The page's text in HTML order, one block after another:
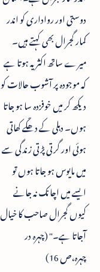
دوستی اور رواداری کو اندر
کمار گجرال بھی کہتے ہیں۔
میرے ساتھ اکثر یہ ہوتا ہے
کہ موجودہ پر آشوب حالات کو
دیکھ کر میں خوفزدہ سا ہو جاتا
ہوں۔ دہلی کے دھکّے کھاتی
ہوئی اور گرتی پڑتی زندگی سے
میں مایوس ہو جاتا ہوں تو
ایسے میں اچانک نہ جانے
کیوں گجرال صاحب کا خیال
آجاتا ہے۔" (چہرہ در
چہرہ،ص 16)